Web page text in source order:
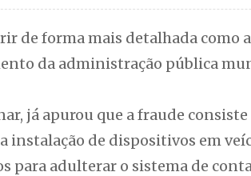
de forma mais detalhada como
da administração pública
já apurou que a fraude consiste
instalação de dispositivos em
para adulterar o sistema de